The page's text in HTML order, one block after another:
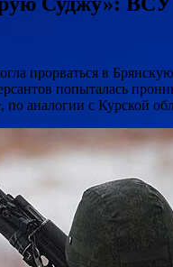
прорваться в
попыталась
по аналогии с Курской